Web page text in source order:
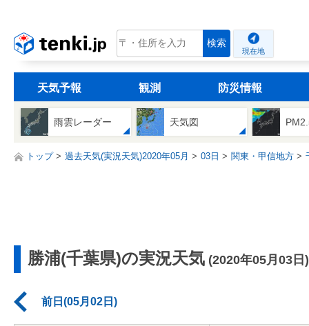
tenki.jp 検索
現在地
天気予報 観測 防災情報
雨雲レーダー 天気図
トップ 過去天気(実況天気)2020年05月 03日 関東・甲信地方
勝浦(千葉県)の実況天気 (2020年05月03日)
前日(05月02日)